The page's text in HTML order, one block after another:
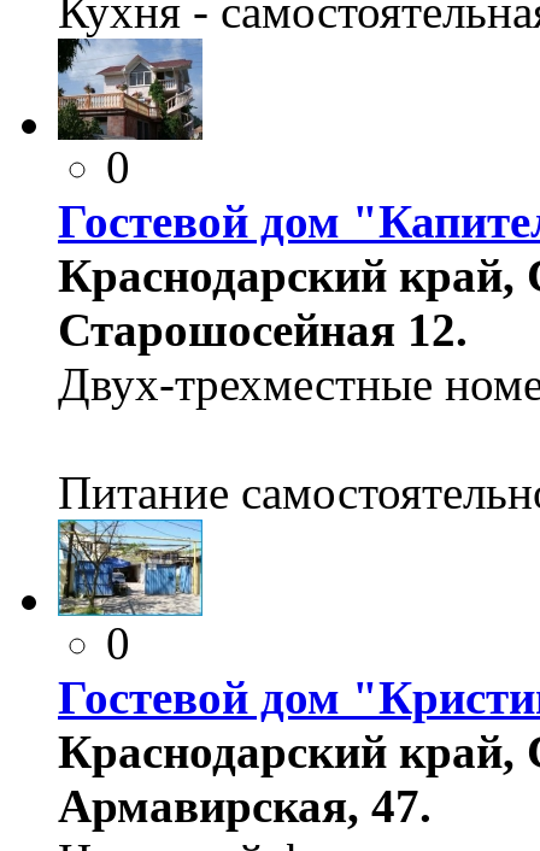
Кухня -
0
Гостевой дом
Краснодарский
Старошосейная 12.
Двух-трехместные
Питание
0
Гостевой дом
Краснодарский
Армавирская, 47.